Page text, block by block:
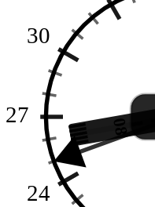
24
27
30
08